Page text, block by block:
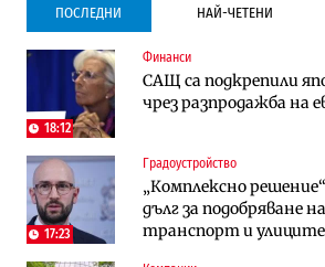
ПОСЛЕДНИ НАЙ-ЧЕТЕНИ
18:12
Финанси
САЩ са подкрепили
чрез разпродажба на
17:23
Градоустройство
„Комплексно
дълг за подобряване
транспорт и улиците
Градоустройство
Столична община
преместването на
Компании
Vivacom предлага над
90% отстъпка през
Компании
Vivacom предлага над
90% отстъпка през
To:know
Последни дни с
в лева: Какво